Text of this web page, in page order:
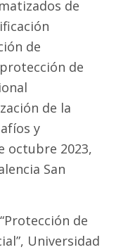
de
de
de
de la
y
octubre 2023,
San
de
Universidad